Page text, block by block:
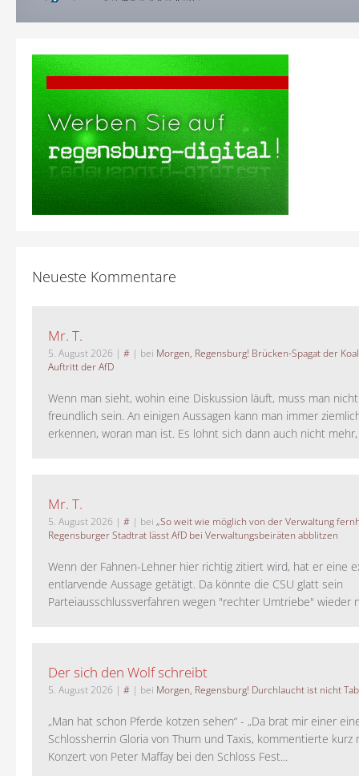
Neueste Kommentare
Mr. T.
5. August 2026 | # | bei Morgen, Regensburg! Brücken-Spagat der
Auftritt der AfD
Wenn man sieht, wohin eine Diskussion läuft, muss man
freundlich sein. An einigen Aussagen kann man immer
erkennen, woran man ist. Es lohnt sich dann auch nicht mehr,
Mr. T.
5. August 2026 | # | bei „So weit wie möglich von der Verwaltung
Regensburger Stadtrat lässt AfD bei Verwaltungsbeiräten abblitzen
Wenn der Fahnen-Lehner hier richtig zitiert wird, hat er eine
entlarvende Aussage getätigt. Da könnte die CSU glatt sein
Parteiausschlussverfahren wegen "rechter Umtriebe" wieder
Der sich den Wolf schreibt
5. August 2026 | # | bei Morgen, Regensburg! Durchlaucht ist nicht
„Man hat schon Pferde kotzen sehen“ - „Da brat mir einer
Schlossherrin Gloria von Thurn und Taxis, kommentierte kurz
Konzert von Peter Maffay bei den Schloss Fest...